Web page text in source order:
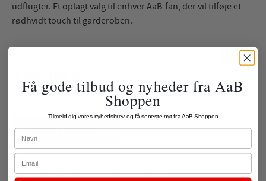
udflugter. Et oplagt valg til enhver AaB-fan, der vil tilføje et
rødhvidt touch til garderoben.
199,00 kr.
ekskl. fragt
LÆG I KURV
POPULÆRE PRODUKTER
Få gode tilbud og nyheder fra AaB
Shoppen
Tilmeld dig vores nyhedsbrev og få seneste nyt fra AaB Shoppen
Name
Email